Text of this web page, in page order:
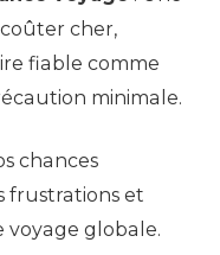
cher,
fiable comme
minimale.
chances
frustrations et
voyage globale.